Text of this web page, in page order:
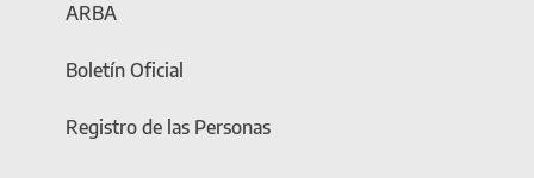
ARBA
Boletín Oficial
Registro de las Personas